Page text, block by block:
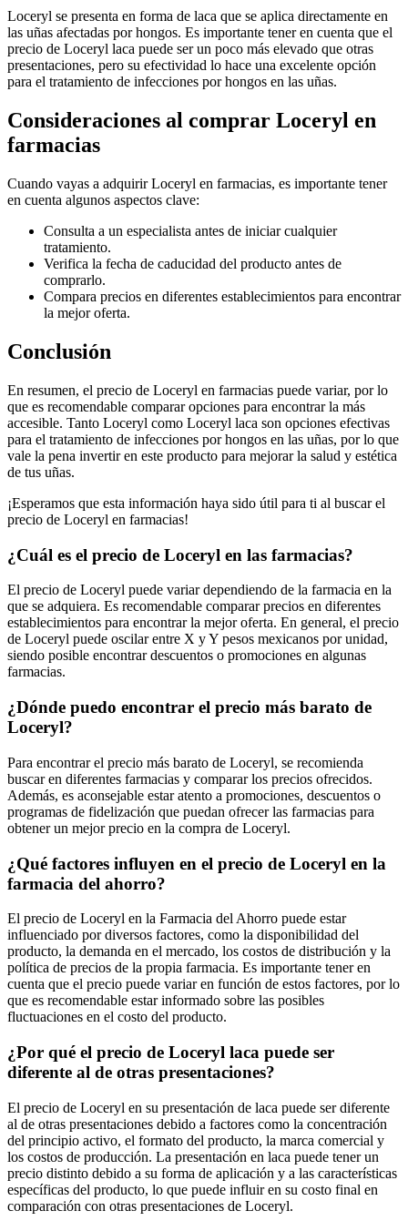
Loceryl se presenta en forma de laca que se aplica directamente en
las uñas afectadas por hongos. Es importante tener en cuenta que el
precio de Loceryl laca puede ser un poco más elevado que otras
presentaciones, pero su efectividad lo hace una excelente opción
para el tratamiento de infecciones por hongos en las uñas.
Consideraciones al comprar Loceryl en
farmacias
Cuando vayas a adquirir Loceryl en farmacias, es importante tener
en cuenta algunos aspectos clave:
Consulta a un especialista antes de iniciar cualquier
tratamiento.
Verifica la fecha de caducidad del producto antes de
comprarlo.
Compara precios en diferentes establecimientos para encontrar
la mejor oferta.
Conclusión
En resumen, el precio de Loceryl en farmacias puede variar, por lo
que es recomendable comparar opciones para encontrar la más
accesible. Tanto Loceryl como Loceryl laca son opciones efectivas
para el tratamiento de infecciones por hongos en las uñas, por lo que
vale la pena invertir en este producto para mejorar la salud y estética
de tus uñas.
¡Esperamos que esta información haya sido útil para ti al buscar el
precio de Loceryl en farmacias!
¿Cuál es el precio de Loceryl en las farmacias?
El precio de Loceryl puede variar dependiendo de la farmacia en la
que se adquiera. Es recomendable comparar precios en diferentes
establecimientos para encontrar la mejor oferta. En general, el precio
de Loceryl puede oscilar entre X y Y pesos mexicanos por unidad,
siendo posible encontrar descuentos o promociones en algunas
farmacias.
¿Dónde puedo encontrar el precio más barato de
Loceryl?
Para encontrar el precio más barato de Loceryl, se recomienda
buscar en diferentes farmacias y comparar los precios ofrecidos.
Además, es aconsejable estar atento a promociones, descuentos o
programas de fidelización que puedan ofrecer las farmacias para
obtener un mejor precio en la compra de Loceryl.
¿Qué factores influyen en el precio de Loceryl en la
farmacia del ahorro?
El precio de Loceryl en la Farmacia del Ahorro puede estar
influenciado por diversos factores, como la disponibilidad del
producto, la demanda en el mercado, los costos de distribución y la
política de precios de la propia farmacia. Es importante tener en
cuenta que el precio puede variar en función de estos factores, por lo
que es recomendable estar informado sobre las posibles
fluctuaciones en el costo del producto.
¿Por qué el precio de Loceryl laca puede ser
diferente al de otras presentaciones?
El precio de Loceryl en su presentación de laca puede ser diferente
al de otras presentaciones debido a factores como la concentración
del principio activo, el formato del producto, la marca comercial y
los costos de producción. La presentación en laca puede tener un
precio distinto debido a su forma de aplicación y a las características
específicas del producto, lo que puede influir en su costo final en
comparación con otras presentaciones de Loceryl.